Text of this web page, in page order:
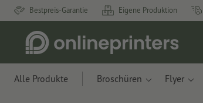
Bestpreis-Garantie Eigene Produktion
Alle Produkte Broschüren Flyer